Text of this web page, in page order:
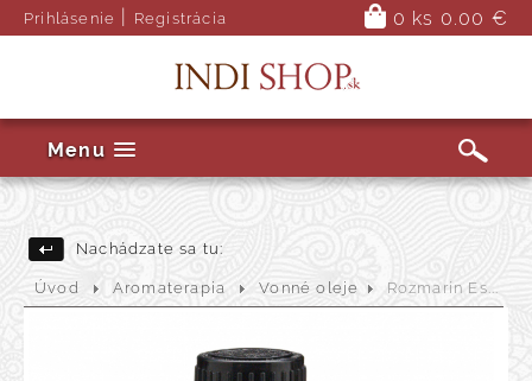
Prihlásenie Registrácia 0 ks 0.00 €
Menu
Nachádzate sa tu:
Úvod Aromaterapia Vonné oleje Rozmarín Es...